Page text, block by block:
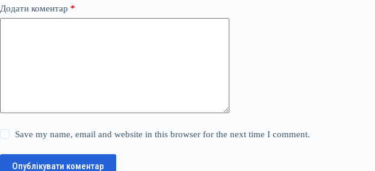
Додати коментар *
Save my name, email and website in this browser for the next time I comment.
Опублікувати коментар